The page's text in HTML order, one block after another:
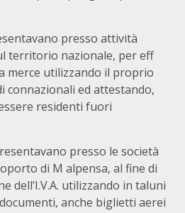
presso attività
territorio nazionale, per eff
merce utilizzando il proprio
connazionali ed attestando,
residenti fuori
presso le società
di M alpensa, al fine di
dell’I.V.A. utilizzando in taluni
anche biglietti aerei